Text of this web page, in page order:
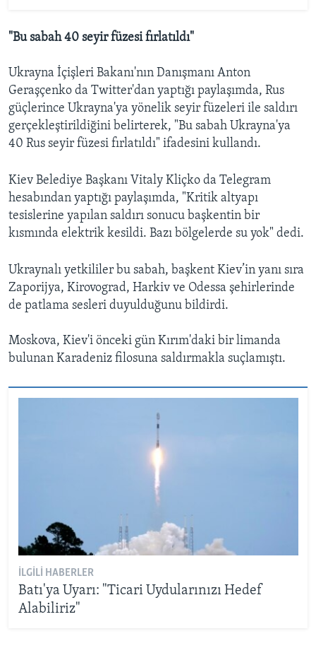
"Bu sabah 40 seyir füzesi fırlatıldı"
Ukrayna İçişleri Bakanı'nın Danışmanı Anton
Geraşçenko da Twitter'dan yaptığı paylaşımda, Rus
güçlerince Ukrayna'ya yönelik seyir füzeleri ile saldırı
gerçekleştirildiğini belirterek, "Bu sabah Ukrayna'ya
40 Rus seyir füzesi fırlatıldı" ifadesini kullandı.
Kiev Belediye Başkanı Vitaly Kliçko da Telegram
hesabından yaptığı paylaşımda, "Kritik altyapı
tesislerine yapılan saldırı sonucu başkentin bir
kısmında elektrik kesildi. Bazı bölgelerde su yok" dedi.
Ukraynalı yetkililer bu sabah, başkent Kiev’in yanı sıra
Zaporijya, Kirovograd, Harkiv ve Odessa şehirlerinde
de patlama sesleri duyulduğunu bildirdi.
Moskova, Kiev'i önceki gün Kırım'daki bir limanda
bulunan Karadeniz filosuna saldırmakla suçlamıştı.
İLGILI HABERLER
Batı'ya Uyarı: "Ticari Uydularınızı Hedef
Alabiliriz"